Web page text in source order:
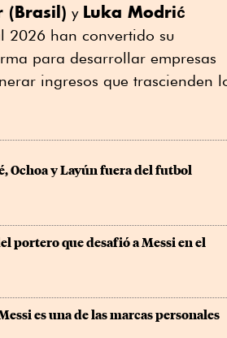
(Brasil) y Luka Modrić
2026 han convertido su
para desarrollar empresas
ingresos que trascienden
Ochoa y Layún fuera del futbol
portero que desafió a Messi en el
es una de las marcas personales